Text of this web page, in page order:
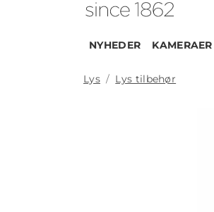
NYHEDER KAMERAER
Lys Lys tilbehør